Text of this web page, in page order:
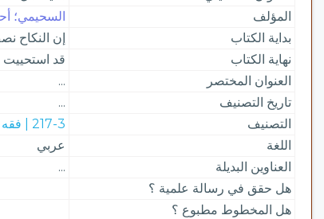
المؤلف
السحيمي؛
بداية الكتاب
إن النكاح
نهاية الكتاب
قد
العنوان المختصر
...
تاريخ التصنيف
...
التصنيف
217-3 | فقه شافعي
اللغة
عربي
العناوين البديلة
...
هل حقق في رسالة علمية ؟
هل المخطوط مطبوع ؟